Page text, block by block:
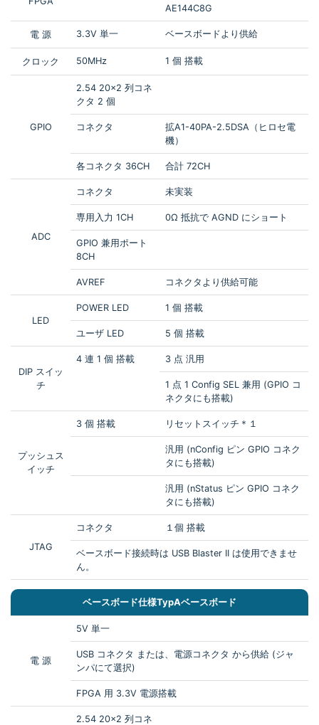
AE144C8G
電 源 3.3V 単一 ベースボードより供給
クロック 50MHz 1 個 搭載
GPIO
2.54 20×2 列コネ
クタ 2 個
コネクタ
拡A1-40PA-2.5DSA（ヒロセ電
機）
各コネクタ 36CH 合計 72CH
ADC
コネクタ 未実装
専用入力 1CH 0Ω 抵抗で AGND にショート
GPIO 兼用ポート
8CH
AVREF コネクタより供給可能
LED
POWER LED 1 個 搭載
ユーザ LED 5 個 搭載
DIP スイッ
チ
4 連 1 個 搭載 3 点 汎用
1 点 1 Config SEL 兼用 (GPIO コ
ネクタにも搭載)
プッシュス
イッチ
3 個 搭載 リセットスイッチ＊１
汎用 (nConfig ピン GPIO コネク
タにも搭載)
汎用 (nStatus ピン GPIO コネク
タにも搭載)
JTAG
コネクタ １個 搭載
ベースボード接続時は USB Blaster II は使用できませ
ん。
ベースボード仕様TypAベースボード
電 源
5V 単一
USB コネクタ または、電源コネクタ から供給 (ジャ
ンパにて選択)
FPGA 用 3.3V 電源搭載
2.54 20×2 列コネ